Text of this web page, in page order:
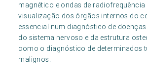
magnético e ondas de radiofrequência
visualização dos órgãos internos do
essencial num diagnóstico de
do sistema nervoso e da estrutura
como o diagnóstico de determinados
malignos.